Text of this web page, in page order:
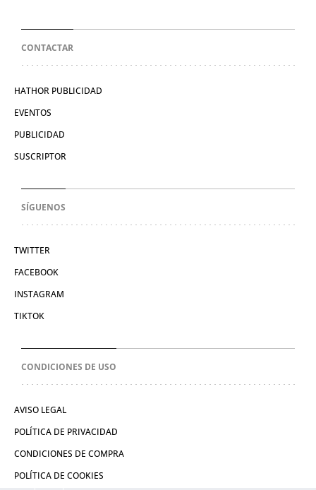
CONTACTAR
HATHOR PUBLICIDAD
EVENTOS
PUBLICIDAD
SUSCRIPTOR
SÍGUENOS
TWITTER
FACEBOOK
INSTAGRAM
TIKTOK
CONDICIONES DE USO
AVISO LEGAL
POLÍTICA DE PRIVACIDAD
CONDICIONES DE COMPRA
POLÍTICA DE COOKIES